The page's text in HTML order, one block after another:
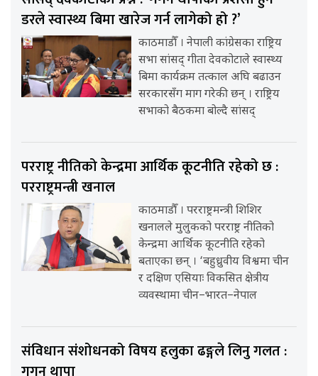
डरले स्वास्थ्य बिमा खारेज गर्न लागेको हो ?’
काठमाडौँ । नेपाली कांग्रेसका राष्ट्रिय
सभा सांसद् गीता देवकोटाले स्वास्थ्य
बिमा कार्यक्रम तत्काल अघि बढाउन
सरकारसँग माग गरेकी छन् । राष्ट्रिय
सभाको बैठकमा बोल्दै सांसद्
परराष्ट्र नीतिको केन्द्रमा आर्थिक कूटनीति रहेको छ :
परराष्ट्रमन्त्री खनाल
काठमाडौँ । परराष्ट्रमन्त्री शिशिर
खनालले मुलुकको परराष्ट्र नीतिको
केन्द्रमा आर्थिक कूटनीति रहेको
बताएका छन् । ‘बहुध्रुवीय विश्वमा चीन
र दक्षिण एसियाः विकसित क्षेत्रीय
व्यवस्थामा चीन–भारत–नेपाल
संविधान संशोधनको विषय हलुका ढङ्गले लिनु गलत :